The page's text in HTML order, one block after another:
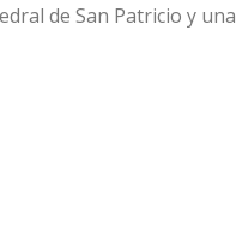
de San Patricio y una